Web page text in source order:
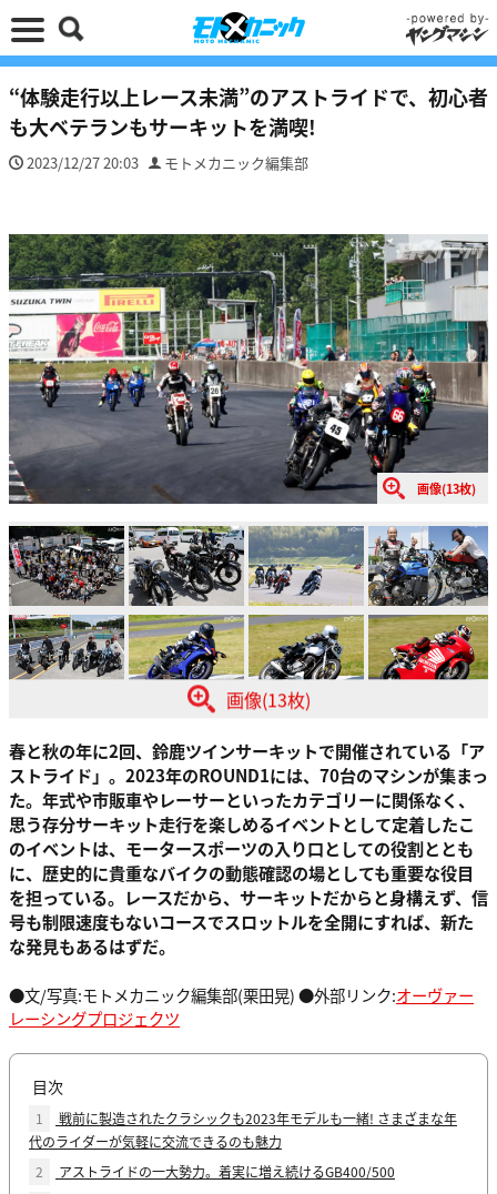
“体験走行以上レース未満”のアストライドで、初心者
も大ベテランもサーキットを満喫!
2023/12/27 20:03 モトメカニック編集部
画像(13枚)
画像(13枚)
春と秋の年に2回、鈴鹿ツインサーキットで開催されている「ア
ストライド」。2023年のROUND1には、70台のマシンが集まっ
た。年式や市販車やレーサーといったカテゴリーに関係なく、
思う存分サーキット走行を楽しめるイベントとして定着したこ
のイベントは、モータースポーツの入り口としての役割ととも
に、歴史的に貴重なバイクの動態確認の場としても重要な役目
を担っている。レースだから、サーキットだからと身構えず、信
号も制限速度もないコースでスロットルを全開にすれば、新た
な発見もあるはずだ。
●文/写真:モトメカニック編集部(栗田晃) ●外部リンク:オーヴァー
レーシングプロジェクツ
目次
1
戦前に製造されたクラシックも2023年モデルも一緒! さまざまな年
代のライダーが気軽に交流できるのも魅力
2
アストライドの一大勢力。着実に増え続けるGB400/500